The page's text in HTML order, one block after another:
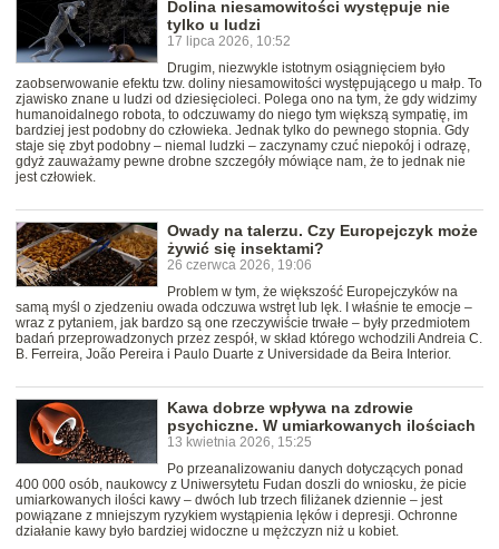
Dolina niesamowitości występuje nie
tylko u ludzi
17 lipca 2026, 10:52
Drugim, niezwykle istotnym osiągnięciem było
zaobserwowanie efektu tzw. doliny niesamowitości występującego u małp. To
zjawisko znane u ludzi od dziesięcioleci. Polega ono na tym, że gdy widzimy
humanoidalnego robota, to odczuwamy do niego tym większą sympatię, im
bardziej jest podobny do człowieka. Jednak tylko do pewnego stopnia. Gdy
staje się zbyt podobny – niemal ludzki – zaczynamy czuć niepokój i odrazę,
gdyż zauważamy pewne drobne szczegóły mówiące nam, że to jednak nie
jest człowiek.
Owady na talerzu. Czy Europejczyk może
żywić się insektami?
26 czerwca 2026, 19:06
Problem w tym, że większość Europejczyków na
samą myśl o zjedzeniu owada odczuwa wstręt lub lęk. I właśnie te emocje –
wraz z pytaniem, jak bardzo są one rzeczywiście trwałe – były przedmiotem
badań przeprowadzonych przez zespół, w skład którego wchodzili Andreia C.
B. Ferreira, João Pereira i Paulo Duarte z Universidade da Beira Interior.
Kawa dobrze wpływa na zdrowie
psychiczne. W umiarkowanych ilościach
13 kwietnia 2026, 15:25
Po przeanalizowaniu danych dotyczących ponad
400 000 osób, naukowcy z Uniwersytetu Fudan doszli do wniosku, że picie
umiarkowanych ilości kawy – dwóch lub trzech filiżanek dziennie – jest
powiązane z mniejszym ryzykiem wystąpienia lęków i depresji. Ochronne
działanie kawy było bardziej widoczne u mężczyzn niż u kobiet.